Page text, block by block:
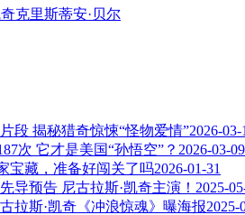
克里斯蒂安·贝尔
段 揭秘猎奇惊悚“怪物爱情”2026-03-
次 它才是美国“孙悟空”？ 2026-03-09
宝藏，准备好闯关了吗2026-01-31
导预告 尼古拉斯·凯奇主演！ 2025-
拉斯·凯奇《冲浪惊魂》曝海报2025-